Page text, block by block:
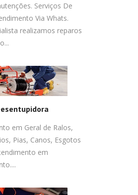
Serviços De
Via Whats.
realizamos reparos
em Geral de Ralos,
Pias, Canos, Esgotos
em